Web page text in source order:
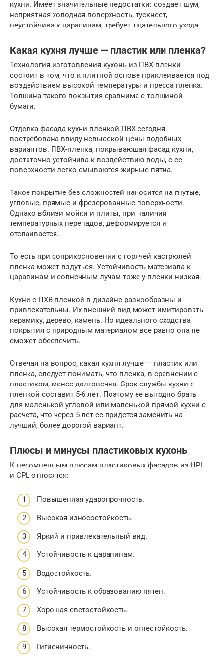
кухни. Имеет значительные недостатки: создает шум,
неприятная холодная поверхность, тускнеет,
неустойчива к царапинам, требует тщательного ухода.
Какая кухня лучше — пластик или пленка?
Технология изготовления кухонь из ПВХ-пленки
состоит в том, что к плитной основе приклеивается под
воздействием высокой температуры и пресса пленка.
Толщина такого покрытия сравнима с толщиной
бумаги.
Отделка фасада кухни пленкой ПВХ сегодня
востребована ввиду невысокой цены подобных
вариантов. ПВХ-пленка, покрывающая фасад кухни,
достаточно устойчива к воздействию воды, с ее
поверхности легко смываются жирные пятна.
Такое покрытие без сложностей наносится на гнутые,
угловые, прямые и фрезерованные поверхности.
Однако вблизи мойки и плиты, при наличии
температурных перепадов, деформируется и
отслаивается.
То есть при соприкосновении с горячей кастрюлей
пленка может вздуться. Устойчивость материала к
царапинам и солнечным лучам тоже у пленки низкая.
Кухни с ПХВ-пленкой в дизайне разнообразны и
привлекательны. Их внешний вид может имитировать
керамику, дерево, камень. Но идеального сходства
покрытия с природным материалом все равно она не
сможет обеспечить.
Отвечая на вопрос, какая кухня лучше — пластик или
пленка, следует понимать, что пленка, в сравнении с
пластиком, менее долговечна. Срок службы кухни с
пленкой составит 5-6 лет. Поэтому ее выгодно брать
для маленькой угловой или маленькой прямой кухни с
расчета, что через 5 лет ее придется заменить на
лучший, более дорогой вариант.
Плюсы и минусы пластиковых кухонь
К несомненным плюсам пластиковых фасадов из HPL
и CPL относятся:
Повышенная ударопрочность.
Высокая износостойкость.
Яркий и привлекательный вид.
Устойчивость к царапинам.
Водостойкость.
Устойчивость к образованию пятен.
Хорошая светостойкость.
Высокая термостойкость и огнестойкость.
Гигиеничность.